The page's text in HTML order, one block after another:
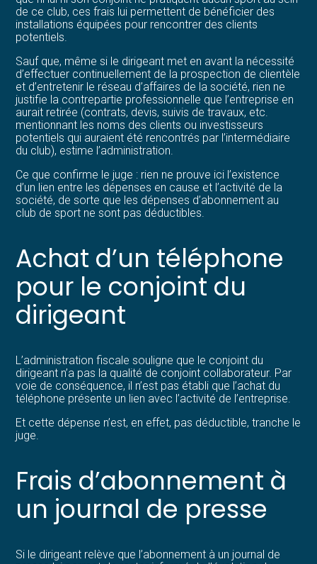
de ce club, ces frais lui permettent de bénéficier des
installations équipées pour rencontrer des clients
potentiels.
Sauf que, même si le dirigeant met en avant la nécessité
d’effectuer continuellement de la prospection de clientèle
et d’entretenir le réseau d’affaires de la société, rien ne
justifie la contrepartie professionnelle que l’entreprise en
aurait retirée (contrats, devis, suivis de travaux, etc.
mentionnant les noms des clients ou investisseurs
potentiels qui auraient été rencontrés par l’intermédiaire
du club), estime l’administration.
Ce que confirme le juge : rien ne prouve ici l’existence
d’un lien entre les dépenses en cause et l’activité de la
société, de sorte que les dépenses d’abonnement au
club de sport ne sont pas déductibles.
Achat d’un téléphone
pour le conjoint du
dirigeant
L’administration fiscale souligne que le conjoint du
dirigeant n’a pas la qualité de conjoint collaborateur. Par
voie de conséquence, il n’est pas établi que l’achat du
téléphone présente un lien avec l’activité de l’entreprise.
Et cette dépense n’est, en effet, pas déductible, tranche le
juge.
Frais d’abonnement à
un journal de presse
Si le dirigeant relève que l’abonnement à un journal de